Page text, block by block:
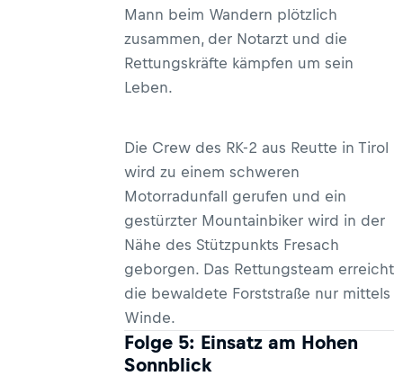
Mann beim Wandern plötzlich
zusammen, der Notarzt und die
Rettungskräfte kämpfen um sein
Leben.
Die Crew des RK-2 aus Reutte in Tirol
wird zu einem schweren
Motorradunfall gerufen und ein
gestürzter Mountainbiker wird in der
Nähe des Stützpunkts Fresach
geborgen. Das Rettungsteam erreicht
die bewaldete Forststraße nur mittels
Winde.
Folge 5: Einsatz am Hohen
Sonnblick